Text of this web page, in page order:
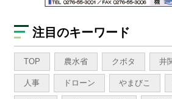
注目のキーワード
TOP 農水省 クボタ 井
人事 ドローン やまびこ